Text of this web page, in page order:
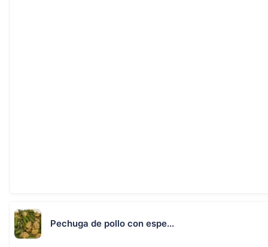
Pechuga de pollo con espe...